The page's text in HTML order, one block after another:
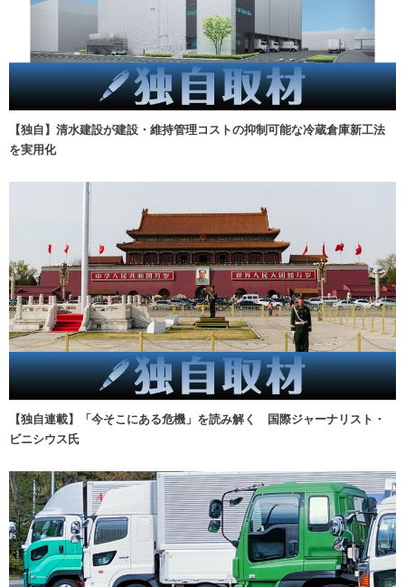
【独自】清水建設が建設・維持管理コストの抑制可能な冷蔵倉庫新工法
を実用化
【独自連載】「今そこにある危機」を読み解く 国際ジャーナリスト・
ビニシウス氏